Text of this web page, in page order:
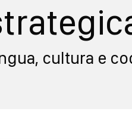
cultura e